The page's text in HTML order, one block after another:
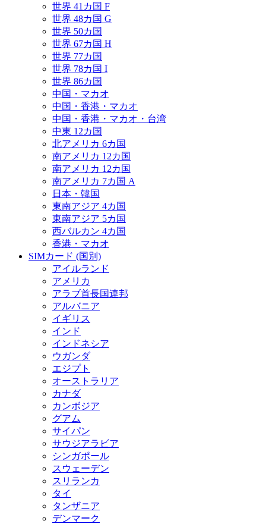
世界 41カ国 F
世界 48カ国 G
世界 50カ国
世界 67カ国 H
世界 77カ国
世界 78カ国 I
世界 86カ国
中国・マカオ
中国・香港・マカオ
中国・香港・マカオ・台湾
中東 12カ国
北アメリカ 6カ国
南アメリカ 12カ国
南アメリカ 12カ国
南アメリカ 7カ国 A
日本・韓国
東南アジア 4カ国
東南アジア 5カ国
西バルカン 4カ国
香港・マカオ
SIMカード (国別)
アイルランド
アメリカ
アラブ首長国連邦
アルバニア
イギリス
インド
インドネシア
ウガンダ
エジプト
オーストラリア
カナダ
カンボジア
グアム
サイパン
サウジアラビア
シンガポール
スウェーデン
スリランカ
タイ
タンザニア
デンマーク